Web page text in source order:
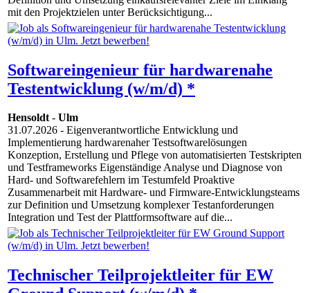
mit den Projektzielen unter Berücksichtigung...
Softwareingenieur für hardwarenahe
Testentwicklung (w/m/d) *
Hensoldt- Ulm
31.07.2026 - Eigenverantwortliche Entwicklung und
Implementierung hardwarenaher Testsoftwarelösungen
Konzeption, Erstellung und Pflege von automatisierten Testskripten
und Testframeworks Eigenständige Analyse und Diagnose von
Hard- und Softwarefehlern im Testumfeld Proaktive
Zusammenarbeit mit Hardware- und Firmware-Entwicklungsteams
zur Definition und Umsetzung komplexer Testanforderungen
Integration und Test der Plattformsoftware auf die...
Technischer Teilprojektleiter für EW